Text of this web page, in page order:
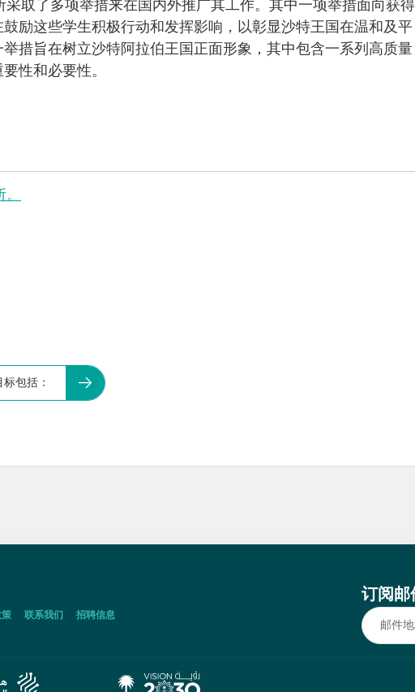
采取了多项举措来在国内外推广其工作。其中一项举措面向获得
励这些学生积极行动和发挥影响，以彰显沙特王国在温和及平
措旨在树立沙特阿拉伯王国正面形象，其中包含一系列高质量
性和必要性。
包括：
策 联系我们 招聘信息
订阅邮